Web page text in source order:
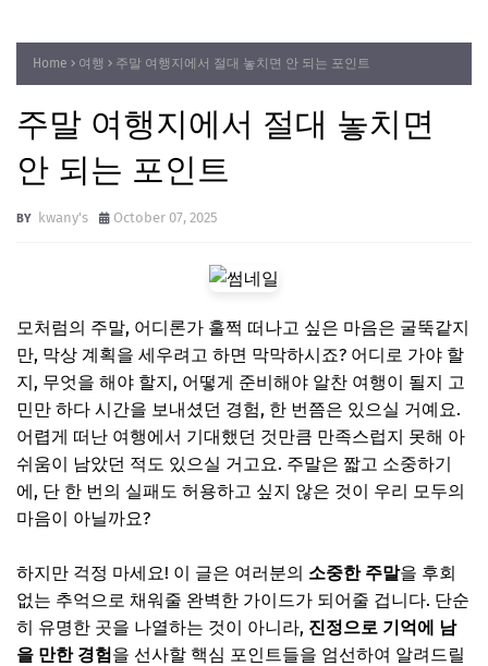
Home 여행 주말 여행지에서 절대 놓치면 안 되는 포인트
주말 여행지에서 절대 놓치면
안 되는 포인트
kwany's October 07, 2025
모처럼의 주말, 어디론가 훌쩍 떠나고 싶은 마음은 굴뚝같지
만, 막상 계획을 세우려고 하면 막막하시죠? 어디로 가야 할
지, 무엇을 해야 할지, 어떻게 준비해야 알찬 여행이 될지 고
민만 하다 시간을 보내셨던 경험, 한 번쯤은 있으실 거예요.
어렵게 떠난 여행에서 기대했던 것만큼 만족스럽지 못해 아
쉬움이 남았던 적도 있으실 거고요. 주말은 짧고 소중하기
에, 단 한 번의 실패도 허용하고 싶지 않은 것이 우리 모두의
마음이 아닐까요?
하지만 걱정 마세요! 이 글은 여러분의 소중한 주말을 후회
없는 추억으로 채워줄 완벽한 가이드가 되어줄 겁니다. 단순
히 유명한 곳을 나열하는 것이 아니라, 진정으로 기억에 남
을 만한 경험을 선사할 핵심 포인트들을 엄선하여 알려드릴